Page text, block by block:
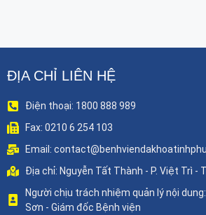
ĐỊA CHỈ LIÊN HỆ
Điện thoại: 1800 888 989
Fax: 0210 6 254 103
Email:
Địa chỉ: Nguyễn Tất Thành - P. Việt Trì -
Người chịu trách nhiệm quản lý nội
Sơn - Giám đốc Bệnh viện